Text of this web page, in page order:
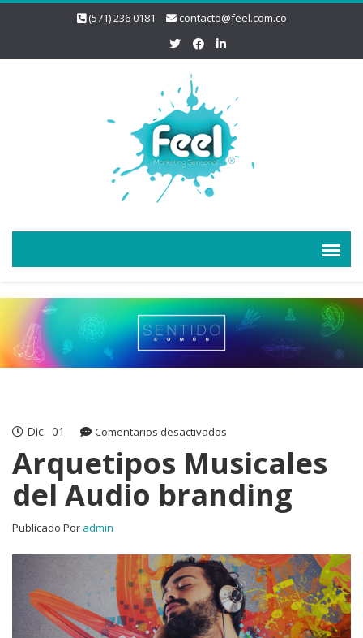
(571) 236 0181 contacto@feel.com.co
Dic 01 Comentarios desactivados
Musicales
del
Audio
Arquetipos Musicales
del Audio branding
Publicado Por admin